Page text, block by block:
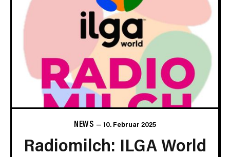
NEWS 10. Februar 2025
Radiomilch: ILGA World